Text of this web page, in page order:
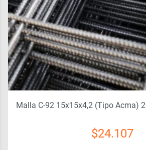
Malla C-92 15x15x4,2 (tipo Acma)
$24.107